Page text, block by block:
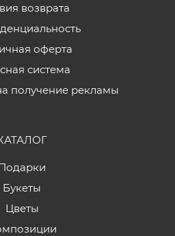
возврата
оферта
система
получение рекламы
Букеты
Цветы